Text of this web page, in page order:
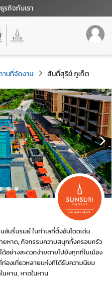
รกิจกับเรา
านที่จัดงาน สันติ์สุริย์ ภูเก็ต
อันรื่นรมย์ ในทำเลที่ตั้งอันโดดเด่น
ยหาด, กิจกรรมความสนุกทั้งครอบครัว
อย่างสะดวกง่ายดายไปยังทุกที่ในเมือง
องเที่ยวหลายแห่งที่ได้รับความนิยม
นหาน, หาดในหาน